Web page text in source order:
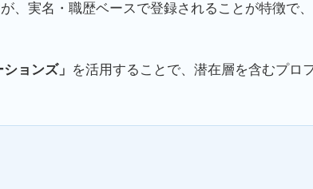
、実名・職歴ベースで登録されることが特徴で
ョンズ」 を活用することで、潜在層を含むプロ